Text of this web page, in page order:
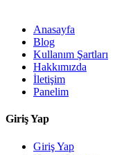
Anasayfa
Blog
Kullanım Şartları
Hakkımızda
İletişim
Panelim
Giriş Yap
Giriş Yap